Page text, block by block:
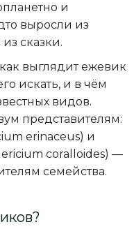
и
выросли из
сказки.
выглядит ежевик
искать, и в чём
видов.
представителям:
erinaceus) и
coralloides) —
семейства.